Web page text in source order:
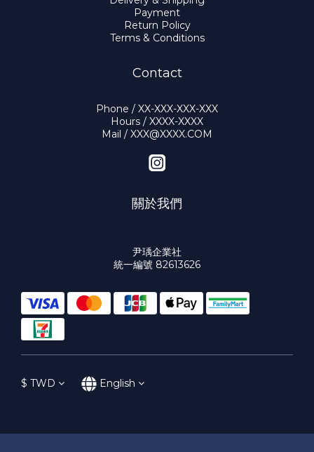
Payment
Return Policy
Terms & Conditions
Contact
Phone / XX-XXX-XXX-XXX
Hours / XXXX-XXXX
Mail / XXX@XXXX.COM
關於我們
尹瑀企業社
統一編號 82613626
$ TWD English